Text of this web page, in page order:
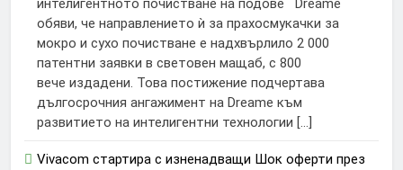
интелигентното почистване на подове Dreame
обяви, че направлението ѝ за прахосмукачки за
мокро и сухо почистване е надхвърлило 2 000
патентни заявки в световен мащаб, с 800
вече издадени. Това постижение подчертава
дългосрочния ангажимент на Dreame към
развитието на интелигентни технологии […]
Vivacom стартира с изненадващи Шок оферти през